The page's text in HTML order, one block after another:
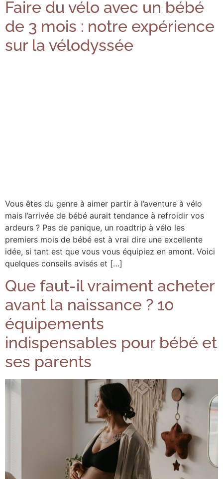
Faire du vélo avec un bébé
de 3 mois : notre expérience
sur la vélodyssée
Vous êtes du genre à aimer partir à l’aventure à vélo
mais l’arrivée de bébé aurait tendance à refroidir vos
ardeurs ? Pas de panique, un roadtrip à vélo les
premiers mois de bébé est à vrai dire une excellente
idée, si tant est que vous vous équipiez en amont. Voici
quelques conseils avisés et […]
Que faut-il vraiment acheter
avant la naissance ? 10
équipements
indispensables pour bébé et
ses parents